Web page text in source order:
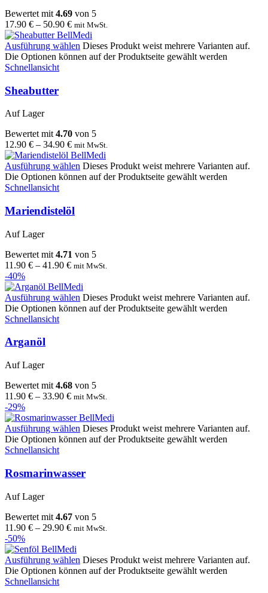
Bewertet mit 4.69 von 5
17.90 € – 50.90 € mit MwSt.
Ausführung wählen Dieses Produkt weist mehrere Varianten auf.
Die Optionen können auf der Produktseite gewählt werden
Schnellansicht
Sheabutter
Auf Lager
Bewertet mit 4.70 von 5
12.90 € – 34.90 € mit MwSt.
Ausführung wählen Dieses Produkt weist mehrere Varianten auf.
Die Optionen können auf der Produktseite gewählt werden
Schnellansicht
Mariendistelöl
Auf Lager
Bewertet mit 4.71 von 5
11.90 € – 41.90 € mit MwSt.
-40%
Ausführung wählen Dieses Produkt weist mehrere Varianten auf.
Die Optionen können auf der Produktseite gewählt werden
Schnellansicht
Arganöl
Auf Lager
Bewertet mit 4.68 von 5
11.90 € – 33.90 € mit MwSt.
-29%
Ausführung wählen Dieses Produkt weist mehrere Varianten auf.
Die Optionen können auf der Produktseite gewählt werden
Schnellansicht
Rosmarinwasser
Auf Lager
Bewertet mit 4.67 von 5
11.90 € – 29.90 € mit MwSt.
-50%
Ausführung wählen Dieses Produkt weist mehrere Varianten auf.
Die Optionen können auf der Produktseite gewählt werden
Schnellansicht